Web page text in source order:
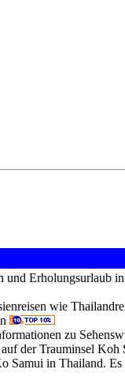
und Erholungsurlaub
wie
zu
der Trauminsel Koh
Samui in Thailand.